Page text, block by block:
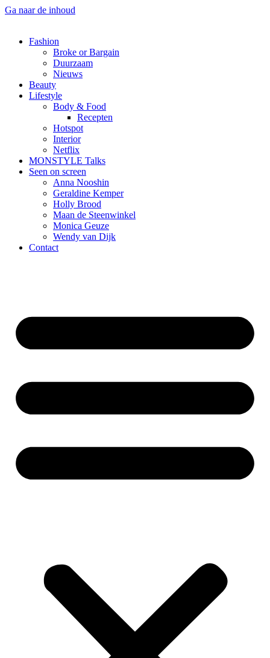
Ga naar de inhoud
Fashion
Broke or Bargain
Duurzaam
Nieuws
Beauty
Lifestyle
Body & Food
Recepten
Hotspot
Interior
Netflix
MONSTYLE Talks
Seen on screen
Anna Nooshin
Geraldine Kemper
Holly Brood
Maan de Steenwinkel
Monica Geuze
Wendy van Dijk
Contact